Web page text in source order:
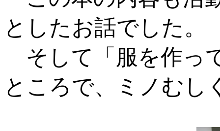
としたお話でした。
そして「服を作っ
ところで、ミノむし